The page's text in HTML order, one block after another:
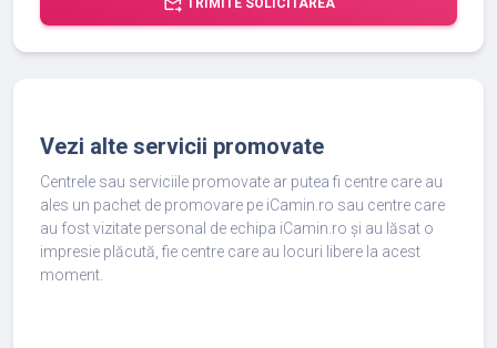
Vezi alte servicii promovate
Centrele sau serviciile promovate ar putea fi centre care au
ales un pachet de promovare pe iCamin.ro sau centre care
au fost vizitate personal de echipa iCamin.ro și au lăsat o
impresie plăcută, fie centre care au locuri libere la acest
moment.